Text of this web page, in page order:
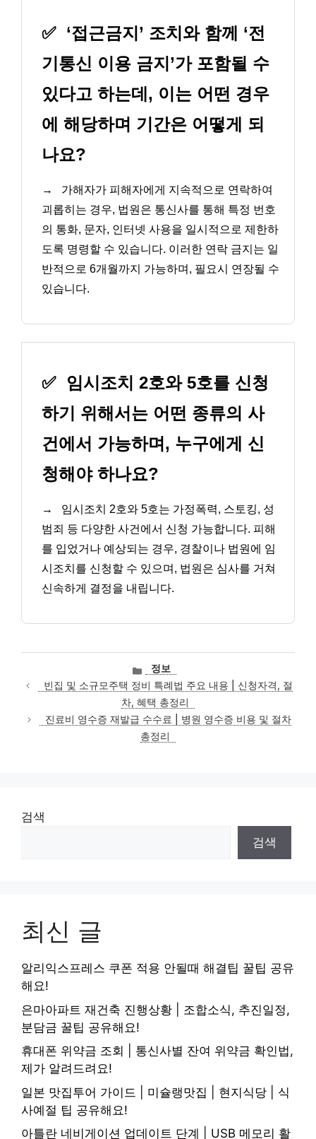
✅ ‘접근금지’ 조치와 함께 ‘전
기통신 이용 금지’가 포함될 수
있다고 하는데, 이는 어떤 경우
에 해당하며 기간은 어떻게 되
나요?
→
가해자가 피해자에게 지속적으로 연락하여
괴롭히는 경우, 법원은 통신사를 통해 특정 번호
의 통화, 문자, 인터넷 사용을 일시적으로 제한하
도록 명령할 수 있습니다. 이러한 연락 금지는 일
반적으로 6개월까지 가능하며, 필요시 연장될 수
있습니다.
✅
임시조치 2호와 5호를 신청
하기 위해서는 어떤 종류의 사
건에서 가능하며, 누구에게 신
청해야 하나요?
→
임시조치 2호와 5호는 가정폭력, 스토킹, 성
범죄 등 다양한 사건에서 신청 가능합니다. 피해
를 입었거나 예상되는 경우, 경찰이나 법원에 임
시조치를 신청할 수 있으며, 법원은 심사를 거쳐
신속하게 결정을 내립니다.
카
테
고
리
정보
빈집 및 소규모주택 정비 특례법 주요 내용 | 신청자격, 절
차, 혜택 총정리
진료비 영수증 재발급 수수료 | 병원 영수증 비용 및 절차
총정리
검색
검색
최신 글
알리익스프레스 쿠폰 적용 안될때 해결팁 꿀팁 공유
해요!
은마아파트 재건축 진행상황 | 조합소식, 추진일정,
분담금 꿀팁 공유해요!
휴대폰 위약금 조회 | 통신사별 잔여 위약금 확인법,
제가 알려드려요!
일본 맛집투어 가이드 | 미슐랭맛집 | 현지식당 | 식
사예절 팁 공유해요!
아틀란 네비게이션 업데이트 단계 | USB 메모리 활